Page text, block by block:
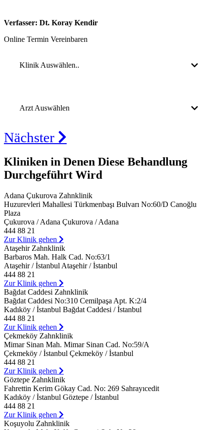
Verfasser: Dt. Koray Kendir
Online Termin Vereinbaren
Klinik Auswählen..
Arzt Auswählen
Nächster
Kliniken in Denen Diese Behandlung
Durchgeführt Wird
Adana Çukurova Zahnklinik
Huzurevleri Mahallesi Türkmenbaşı Bulvarı No:60/D Canoğlu
Plaza
Çukurova / Adana Çukurova / Adana
444 88 21
Zur Klinik gehen
Ataşehir Zahnklinik
Barbaros Mah. Halk Cad. No:63/1
Ataşehir / İstanbul Ataşehir / İstanbul
444 88 21
Zur Klinik gehen
Bağdat Caddesi Zahnklinik
Bağdat Caddesi No:310 Cemilpaşa Apt. K:2/4
Kadıköy / İstanbul Bağdat Caddesi / İstanbul
444 88 21
Zur Klinik gehen
Çekmeköy Zahnklinik
Mimar Sinan Mah. Mimar Sinan Cad. No:59/A
Çekmeköy / İstanbul Çekmeköy / İstanbul
444 88 21
Zur Klinik gehen
Göztepe Zahnklinik
Fahrettin Kerim Gökay Cad. No: 269 Sahrayıcedit
Kadıköy / İstanbul Göztepe / İstanbul
444 88 21
Zur Klinik gehen
Koşuyolu Zahnklinik